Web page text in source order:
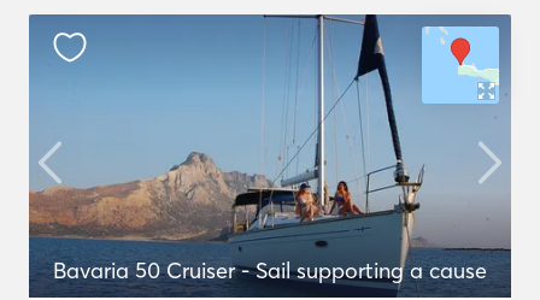
Bavaria 50 Cruiser - Sail supporting a cause